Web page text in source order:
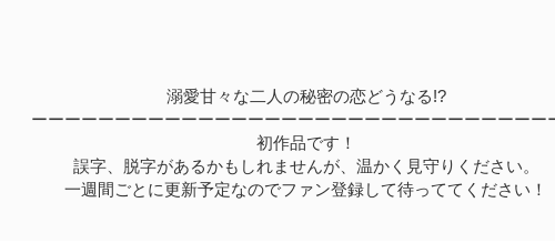
溺愛甘々な二人の秘密の恋どうなる!?
ーーーーーーーーーーーーーーーーーーーーーーーーーーーーーーー
初作品です！
誤字、脱字があるかもしれませんが、温かく見守りください。
一週間ごとに更新予定なのでファン登録して待っててください！